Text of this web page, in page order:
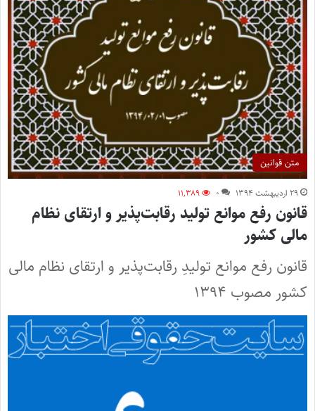
متن قوانین
۲۹ اردیبهشت ۱۳۹۴ ۰ ۱۱,۳۸۹
قانون رفع موانع تولید رقابت‌پذیر و ارتقای نظام
مالی کشور
قانون رفع موانع تولیدِ رقابت‌پذیر و ارتقای نظام مالی
کشور مصوب ۱۳۹۴